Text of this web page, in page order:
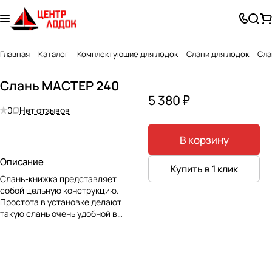
Главная Каталог Комплектующие для лодок Слани для лодок
Слань МАСТЕР 240
0 Нет отзывов
Описание
Слань-книжка представляет
собой цельную конструкцию.
Простота в установке делают
такую слань очень удобной в
5 380 ₽
В корзину
Купить в 1 клик